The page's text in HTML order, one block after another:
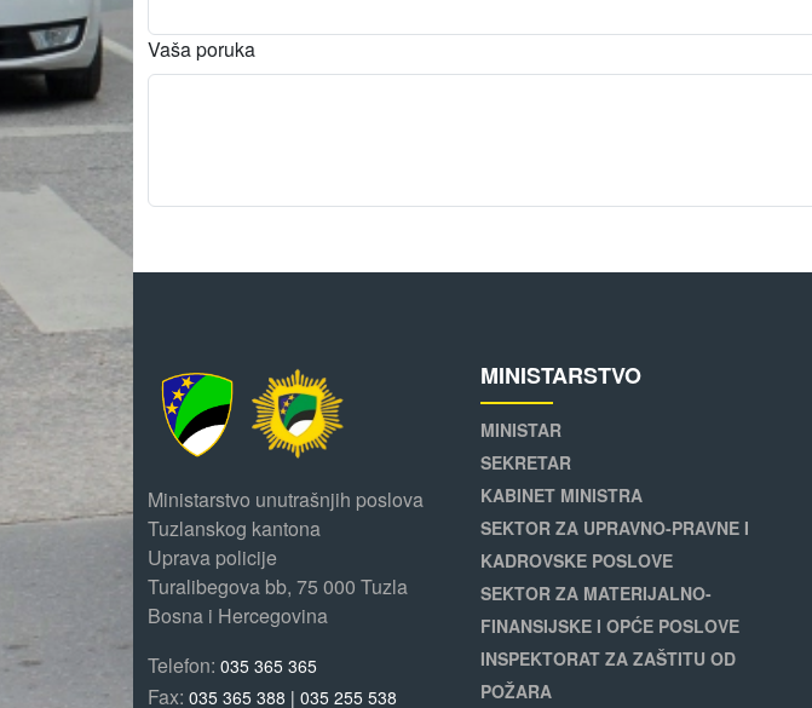
Vaša poruka
Ministarstvo unutrašnjih poslova
Tuzlanskog kantona
Uprava policije
Turalibegova bb, 75 000 Tuzla
Bosna i Hercegovina
Telefon: 035 365 365
Fax: 035 365 388 | 035 255 538
MINISTARSTVO
MINISTAR
SEKRETAR
KABINET MINISTRA
SEKTOR ZA UPRAVNO-PRAVNE I
KADROVSKE POSLOVE
SEKTOR ZA MATERIJALNO-
FINANSIJSKE I OPĆE POSLOVE
INSPEKTORAT ZA ZAŠTITU OD
POŽARA